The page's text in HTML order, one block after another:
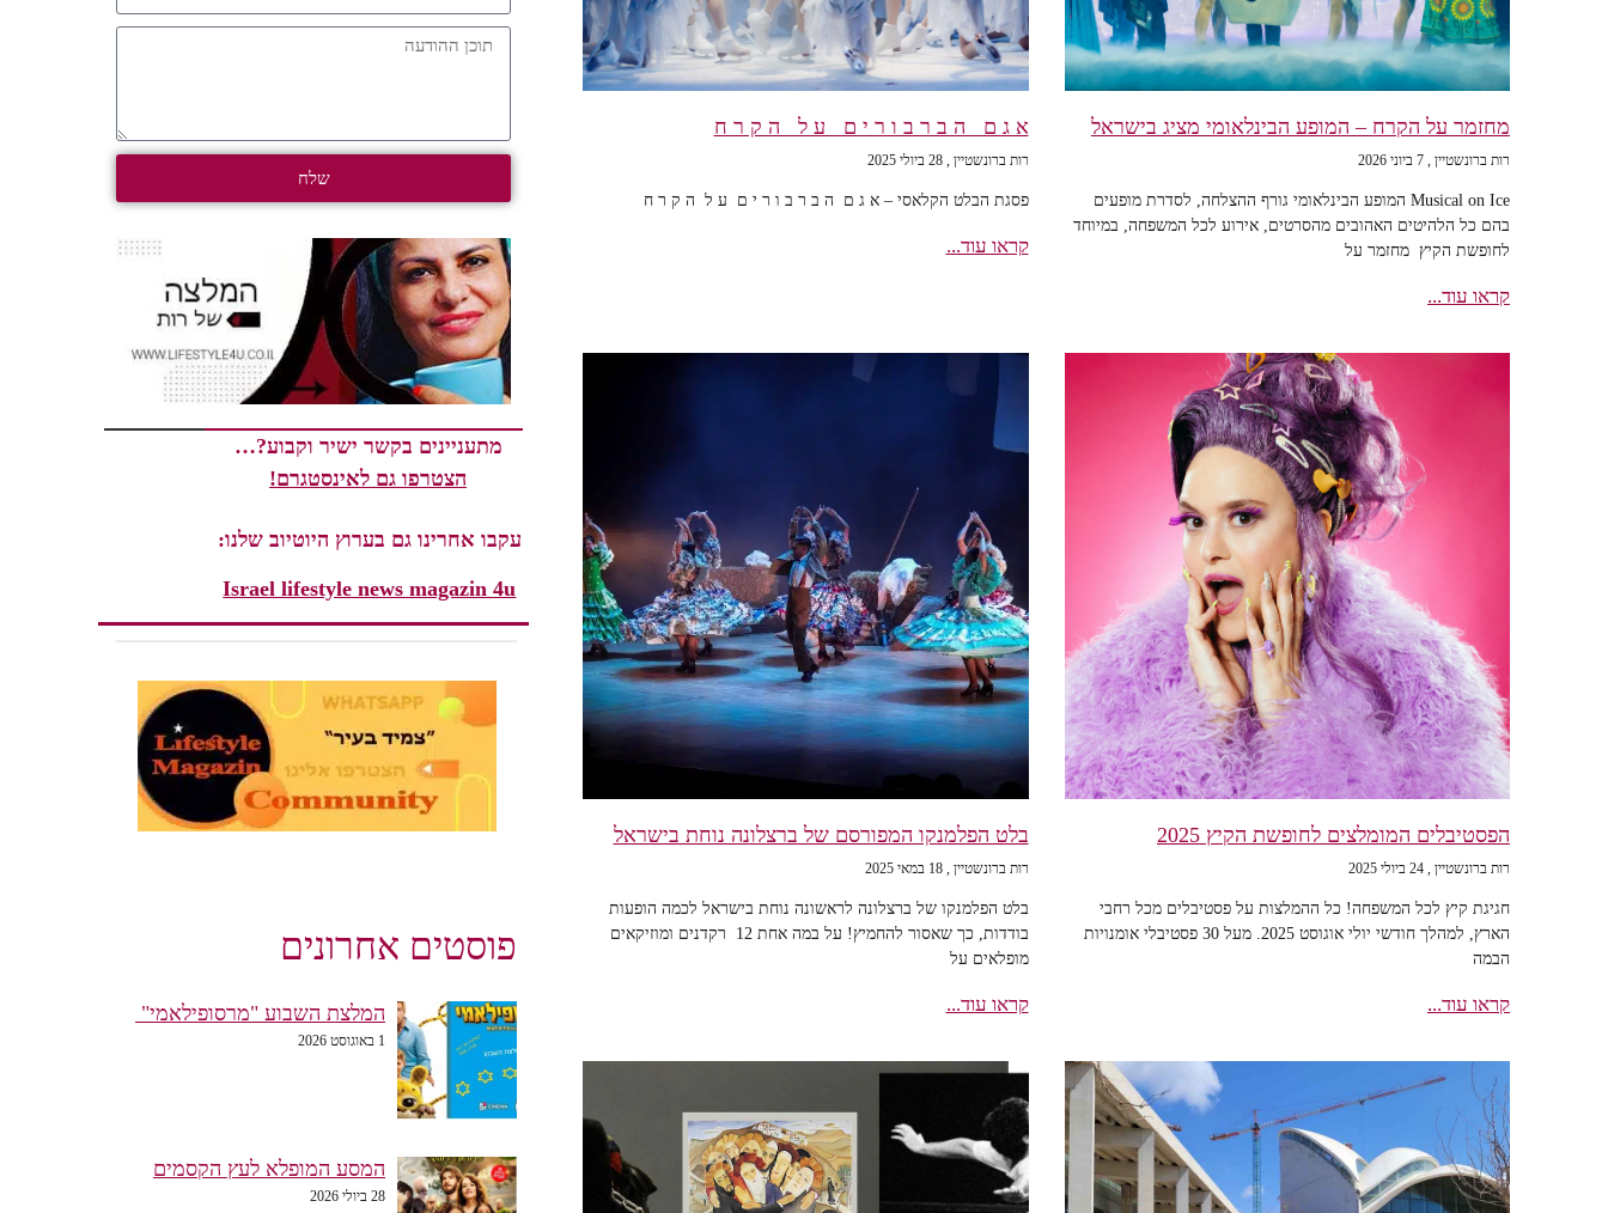
מחזמר על הקרח – המופע הבינלאומי מציג בישראל
רות ברונשטיין 7 ביוני 2026
Musical on Ice המופע הבינלאומי גורף ההצלחה, לסדרת מופעים
בהם כל הלהיטים האהובים מהסרטים, אירוע לכל המשפחה, במיוחד
לחופשת הקיץ מחזמר על
קראו עוד...
א ג ם ה ב ר ב ו ר י ם ע ל ה ק ר ח
רות ברונשטיין 28 ביולי 2025
פסגת הבלט הקלאסי – א ג ם ה ב ר ב ו ר י ם ע ל ה ק ר ח
קראו עוד...
הפסטיבלים המומלצים לחופשת הקיץ 2025
רות ברונשטיין 24 ביולי 2025
חגיגת קיץ לכל המשפחה! כל ההמלצות על פסטיבלים מכל רחבי
הארץ, למהלך חודשי יולי אוגוסט 2025. מעל 30 פסטיבלי אומנויות
הבמה
קראו עוד...
בלט הפלמנקו המפורסם של ברצלונה נוחת בישראל
רות ברונשטיין 18 במאי 2025
בלט הפלמנקו של ברצלונה לראשונה נוחת בישראל לכמה הופעות
בודדות, כך שאסור להחמיץ! על במה אחת 12 רקדנים ומוזיקאים
מופלאים על
קראו עוד...
שלח
מתעניינים בקשר ישיר וקבוע?…
הצטרפו גם לאינסטגרם!
עקבו אחרינו גם בערוץ היוטיוב שלנו:
Israel lifestyle news magazin 4u
פוסטים אחרונים
המלצת השבוע "מרסופילאמי"
1 באוגוסט 2026
המסע המופלא לעץ הקסמים
28 ביולי 2026